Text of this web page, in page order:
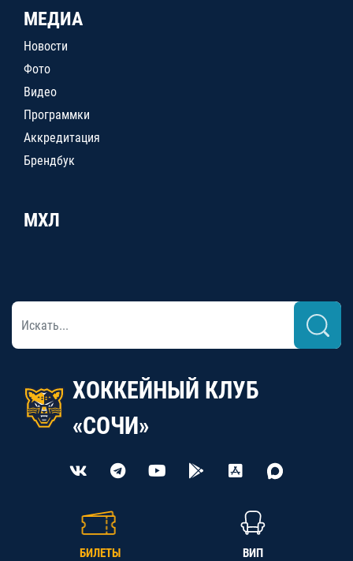
МЕДИА
Новости
Фото
Видео
Программки
Аккредитация
Брендбук
МХЛ
ХОККЕЙНЫЙ КЛУБ
«СОЧИ»
БИЛЕТЫ ВИП